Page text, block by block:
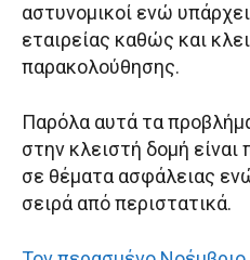
αστυνομικοί ενώ
εταιρείας καθώς και
παρακολούθησης.
Παρόλα αυτά τα
στην κλειστή δομή
σε θέματα ασφάλειας
σειρά από περιστατικά.